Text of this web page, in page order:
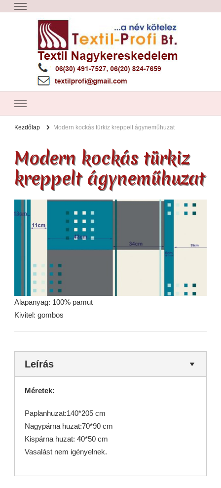
Textil Győr
Textil nagykereskedelem – Győr
Kezdőlap Modern kockás türkiz kreppelt ágyneműhuzat
Modern kockás türkiz
kreppelt ágyneműhuzat
Alapanyag: 100% pamut
Kivitel: gombos
Leírás
Méretek:
Paplanhuzat:140*205 cm
Nagypárna huzat:70*90 cm
Kispárna huzat: 40*50 cm
Vasalást nem igényelnek.